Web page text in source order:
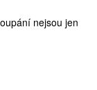
nejsou jen